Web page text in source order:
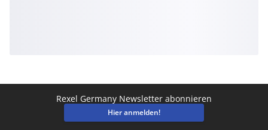
Rexel Germany Newsletter abonnieren
Hier anmelden!